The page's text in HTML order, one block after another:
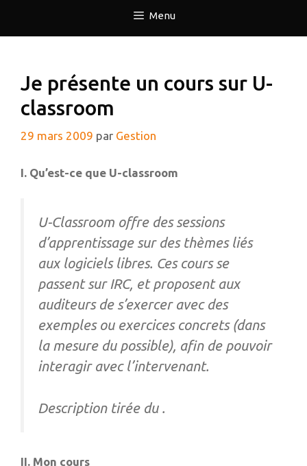
Menu
Je présente un cours sur U-
classroom
29 mars 2009 par Gestion
I. Qu’est-ce que U-classroom
U-Classroom offre des sessions
d’apprentissage sur des thèmes liés
aux logiciels libres. Ces cours se
passent sur IRC, et proposent aux
auditeurs de s’exercer avec des
exemples ou exercices concrets (dans
la mesure du possible), afin de pouvoir
interagir avec l’intervenant.
Description tirée du .
II. Mon cours